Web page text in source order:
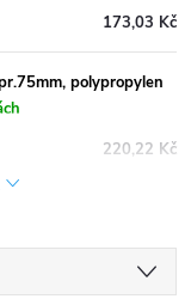
173,03 Kč
polypropylen
220,22 Kč